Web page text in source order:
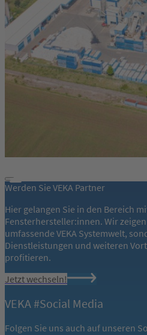
Werden Sie VEKA Partner
Hier gelangen Sie in den Bereich
Fensterhersteller:innen. Wir
umfassende VEKA Systemwelt,
Dienstleistungen und weiteren
profitieren.
Jetzt wechseln!
VEKA #Social Media
Folgen Sie uns auch auf unseren